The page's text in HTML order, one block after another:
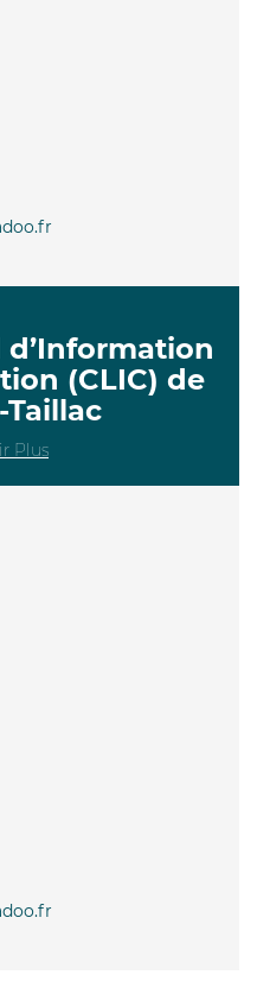
d’Information
(CLIC) de
Plus